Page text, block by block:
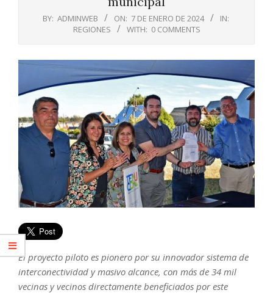
BY: ADMINWEB ON: 7 DE ENERO DE 2024
IN:
REGIONES
WITH: 0 COMMENTS
El proyecto piloto es pionero por su innovador sistema de
interconectividad y masivo alcance, con más de 34 mil
vecinas y vecinos directamente beneficiados por este